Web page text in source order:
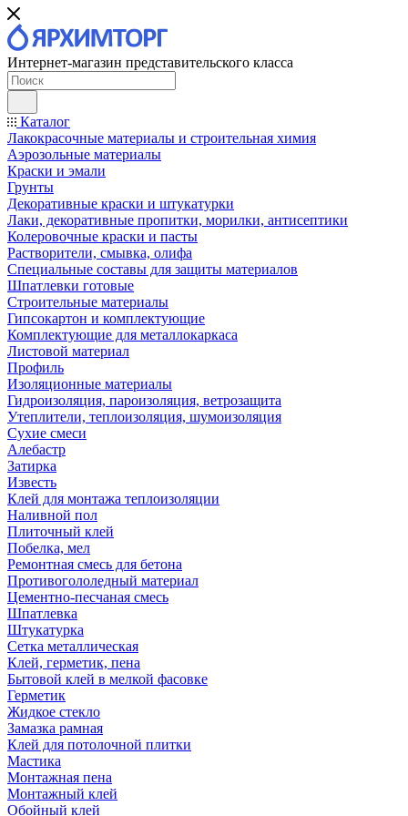
Интернет-магазин представительского класса
Каталог
Лакокрасочные материалы и строительная химия
Аэрозольные материалы
Краски и эмали
Грунты
Декоративные краски и штукатурки
Лаки, декоративные пропитки, морилки, антисептики
Колеровочные краски и пасты
Растворители, смывка, олифа
Специальные составы для защиты материалов
Шпатлевки готовые
Строительные материалы
Гипсокартон и комплектующие
Комплектующие для металлокаркаса
Листовой материал
Профиль
Изоляционные материалы
Гидроизоляция, пароизоляция, ветрозащита
Утеплители, теплоизоляция, шумоизоляция
Сухие смеси
Алебастр
Затирка
Известь
Клей для монтажа теплоизоляции
Наливной пол
Плиточный клей
Побелка, мел
Ремонтная смесь для бетона
Противогололедный материал
Цементно-песчаная смесь
Шпатлевка
Штукатурка
Сетка металлическая
Клей, герметик, пена
Бытовой клей в мелкой фасовке
Герметик
Жидкое стекло
Замазка рамная
Клей для потолочной плитки
Мастика
Монтажная пена
Монтажный клей
Обойный клей